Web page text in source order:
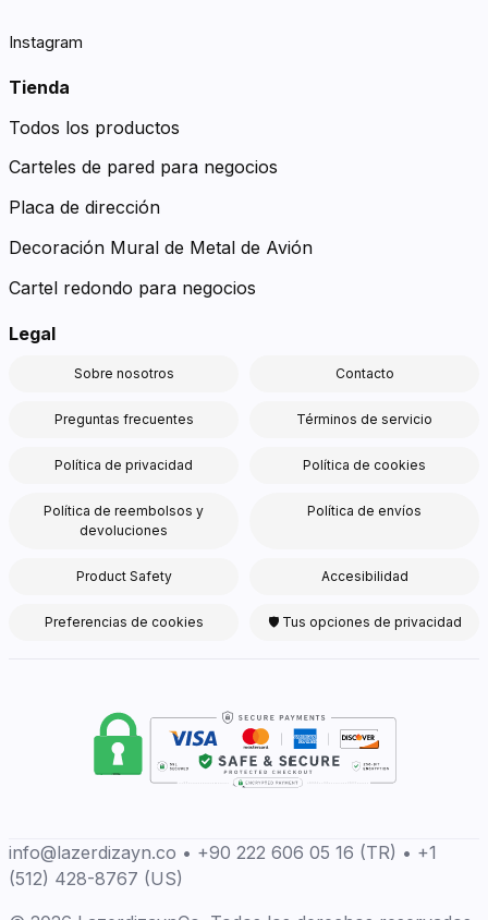
Instagram
Tienda
Todos los productos
Carteles de pared para negocios
Placa de dirección
Decoración Mural de Metal de Avión
Cartel redondo para negocios
Legal
Sobre nosotros Contacto
Preguntas frecuentes Términos de servicio
Política de privacidad Política de cookies
Política de reembolsos y
devoluciones
Política de envíos
Product Safety Accesibilidad
Preferencias de cookies 🛡 Tus opciones de privacidad
info@lazerdizayn.co • +90 222 606 05 16 (TR) • +1
(512) 428-8767 (US)